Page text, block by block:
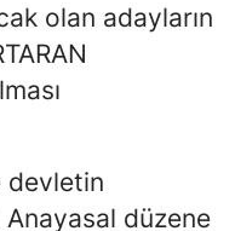
olan adayların
devletin
düzene